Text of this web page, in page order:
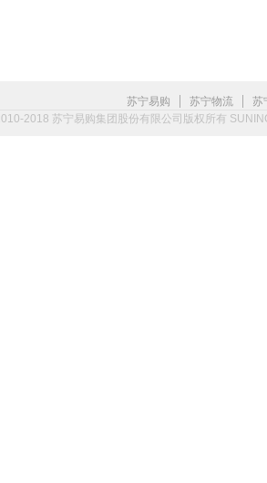
苏宁易购 | 苏宁物流 |
苏
2018 苏宁易购集团股份有限公司版权所有